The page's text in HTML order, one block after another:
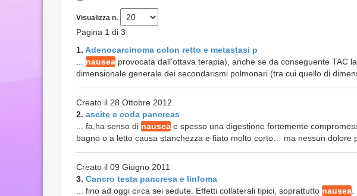
Visualizza n.
Pagina 1 di 3
1. Adenocarcinoma colon retto e metastasi p
nausea provocata dall'ottava terapia), anche se da conseguente TAC
dimensionale generale dei secondarismi polmonari (tra cui quello di
Creato il 28 Ottobre 2012
2. ascite e coda pancreas
... fa,ha senso di nausea e spesso una digestione fortemente
bagno o a letto causa stanchezza e fiato molto corto… ma nessun dolore
Creato il 09 Giugno 2011
3. Cancro testa pancresa e linfoma
... fino ad oggi circa sei sedute. Effetti collaterali tipici, soprattutto nausea